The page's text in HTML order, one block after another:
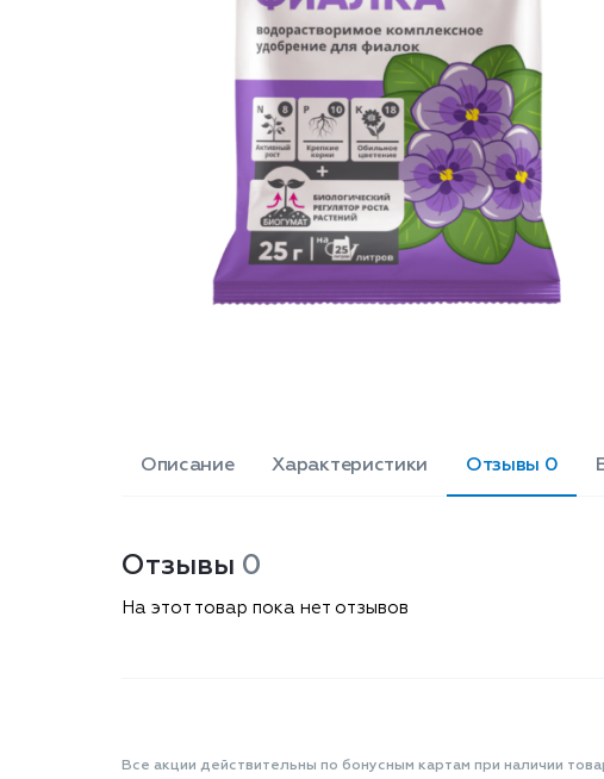
Описание Характеристики Отзывы 0
Отзывы 0
На этот товар пока нет отзывов
Все акции действительны по бонусным картам при наличии